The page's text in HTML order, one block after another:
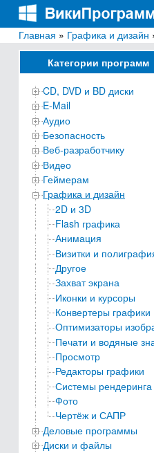
ВикиПрограммы
Энциклопедия бесплатных
Главная » Графика и дизайн
Категории программ
CD, DVD и BD диски
E-Mail
Аудио
Безопасность
Веб-разработчику
Видео
Геймерам
Графика и дизайн
2D и 3D
Flash графика
Анимация
Визитки и
Другое
Захват экрана
Иконки и курсоры
Конвертеры графики
Оптимизаторы
Печати и водяные
Просмотр
Редакторы графики
Системы рендеринга
Фото
Чертёж и САПР
Деловые программы
Диски и файлы